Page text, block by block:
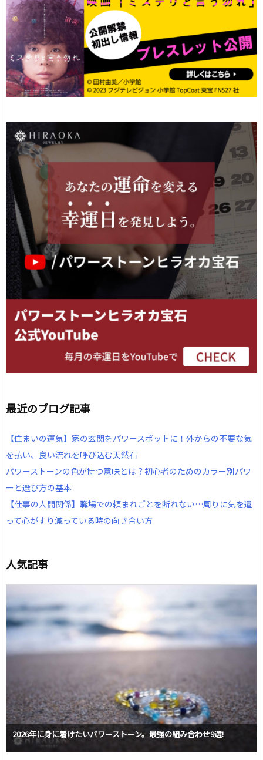
最近のブログ記事
【住まいの運気】家の玄関をパワースポットに！外からの不要な気
を払い、良い流れを呼び込む天然石
パワーストーンの色が持つ意味とは？初心者のためのカラー別パワ
ーと選び方の基本
【仕事の人間関係】職場での頼まれごとを断れない…周りに気を遣
って心がすり減っている時の向き合い方
人気記事
2026年に身に着けたいパワーストーン。最強の組み合わせ9選!